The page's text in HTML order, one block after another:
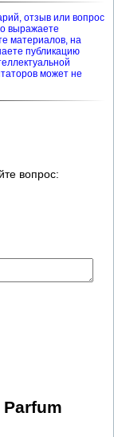
отзыв или вопрос
выражаете
материалов, на
публикацию
может не
вопрос: